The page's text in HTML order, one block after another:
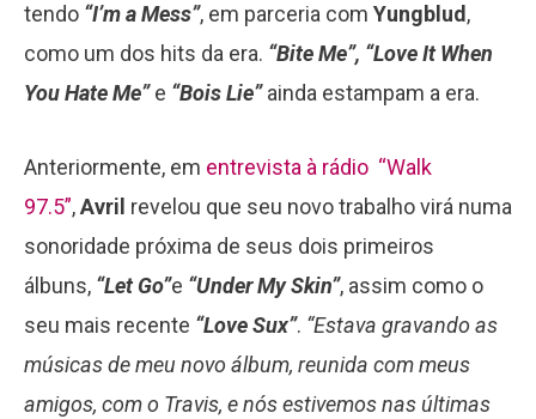
tendo “I’m a Mess”, em parceria com Yungblud,
como um dos hits da era. “Bite Me”, “Love It When
You Hate Me”e “Bois Lie”ainda estampam a era.
Anteriormente, em entrevista à rádio “Walk
97.5”,Avril revelou que seu novo trabalho virá numa
sonoridade próxima de seus dois primeiros
álbuns, “Let Go”e “Under My Skin”, assim como o
seu mais recente “Love Sux”. “Estava gravando as
músicas de meu novo álbum, reunida com meus
amigos, com o Travis, e nós estivemos nas últimas